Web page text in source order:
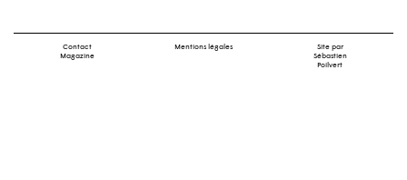
Contact
Magazine
Mentions légales
Site par
Sébastien
Poilvert